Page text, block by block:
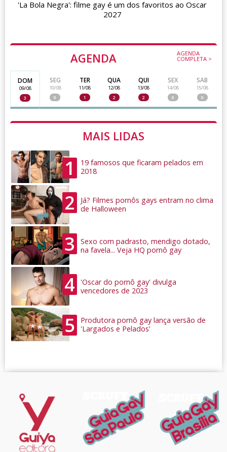
AGENDA AGENDA
COMPLETA >
DOM
09/08
3
SEG
10/08
0
TER
11/08
1
QUA
12/08
2
QUI
13/08
2
SEX
14/08
0
SAB
15/08
0
MAIS LIDAS
1
19 famosos que ficaram pelados em
2018
2
Já? Filmes pornôs gays entram no clima
de Halloween
3
Sexo com padrasto, mendigo dotado,
na favela... Veja HQ pornô gay
4
'Oscar do pornô gay' divulga
vencedores de 2023
5
Produtora pornô gay lança versão de
'Largados e Pelados'
'La Bola Negra': filme gay é um dos favoritos ao Oscar
2027